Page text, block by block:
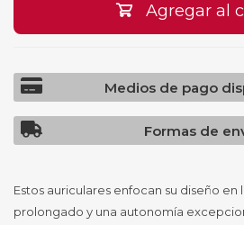
Agregar al
Medios de pago
Formas de
Estos auriculares enfocan su diseño
prolongado y una autonomía